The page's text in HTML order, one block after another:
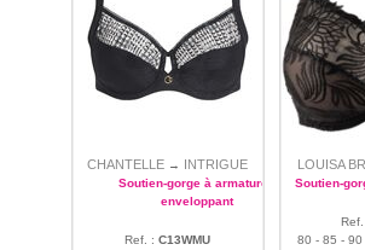
CHANTELLE → INTRIGUE
Soutien-gorge à armatures
enveloppant
Ref. : C13WMU
LOUISA
Soutien-
Ref.
80 - 85 -